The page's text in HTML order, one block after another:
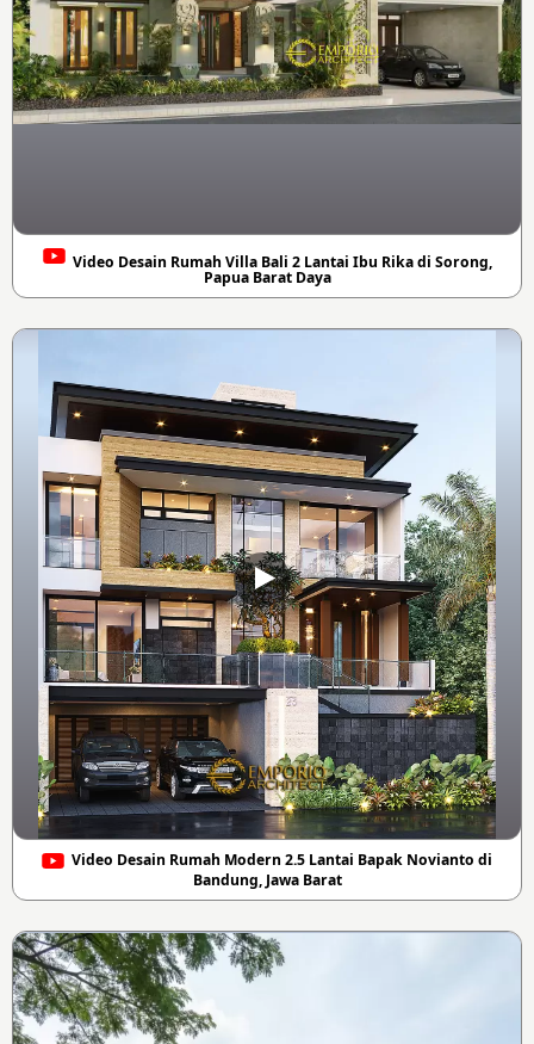
Video Desain Rumah Villa Bali 2 Lantai Ibu Rika di Sorong,
Papua Barat Daya
Video Desain Rumah Modern 2.5 Lantai Bapak Novianto di
Bandung, Jawa Barat